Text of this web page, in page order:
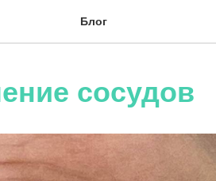
Блог
сосудов